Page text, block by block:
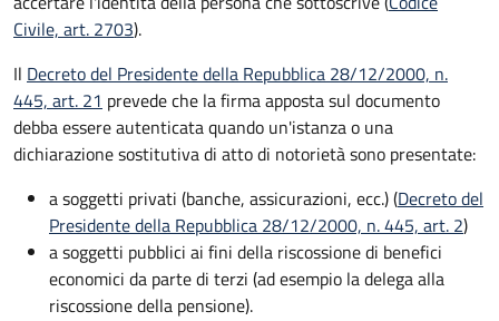
Civile, art. 2703).
Il Decreto del Presidente della Repubblica 28/12/2000, n.
445, art. 21 prevede che la firma apposta sul documento
debba essere autenticata quando un'istanza o una
dichiarazione sostitutiva di atto di notorietà sono presentate:
a soggetti privati​​​​​ (banche, assicurazioni, ecc.) (Decreto del
Presidente della Repubblica 28/12/2000, n. 445, art. 2)
a soggetti pubblici ai fini della riscossione di benefici
economici da parte di terzi (ad esempio la delega alla
riscossione della pensione).